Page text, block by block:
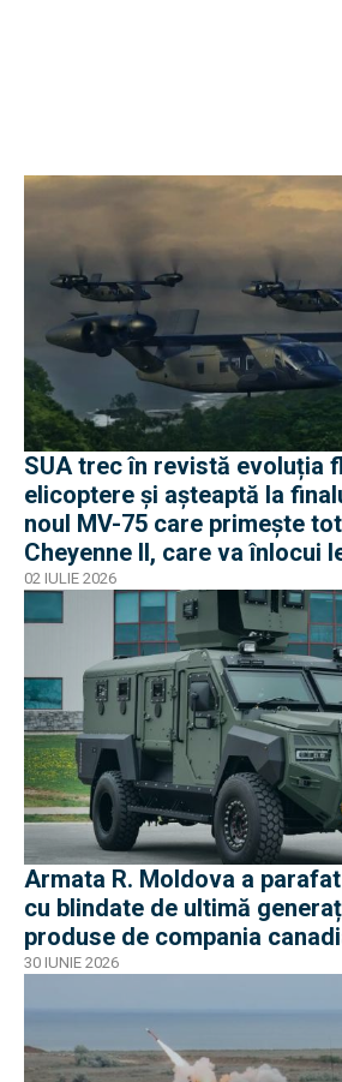
SUA trec în revistă evoluția
elicoptere și așteaptă la
noul MV-75 care primește
Cheyenne II, care va înlocui
Black Hawk
02 IULIE 2026
Armata R. Moldova a
cu blindate de ultimă
produse de compania
30 IUNIE 2026